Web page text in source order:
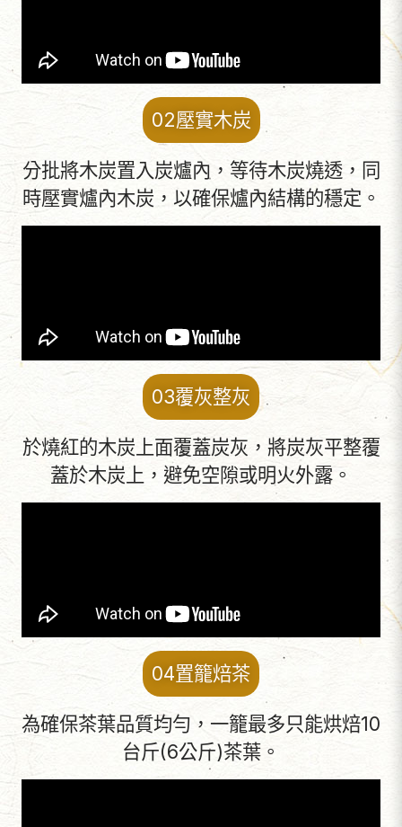
02壓實木炭
分批將木炭置入炭爐內，等待木炭燒透，同
時壓實爐內木炭，以確保爐內結構的穩定。
03覆灰整灰
於燒紅的木炭上面覆蓋炭灰，將炭灰平整覆
蓋於木炭上，避免空隙或明火外露。
04置籠焙茶
為確保茶葉品質均勻，一籠最多只能烘焙10
台斤(6公斤)茶葉。